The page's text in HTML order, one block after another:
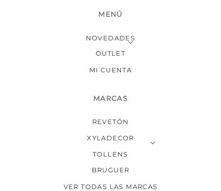
MENÚ
NOVEDADES
OUTLET
MI CUENTA
MARCAS
REVETÓN
XYLADECOR
TOLLENS
BRUGUER
VER TODAS LAS MARCAS